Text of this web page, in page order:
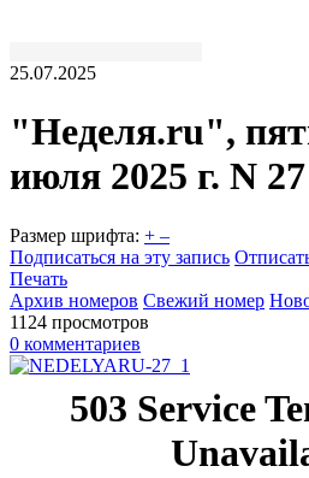
25.07.2025
"Неделя.ru",
июля 2025 г. N
Размер шрифта: + –
Подписаться на эту запись
Печать
Архив номеров Свежий номер
1124 просмотров
0 комментариев